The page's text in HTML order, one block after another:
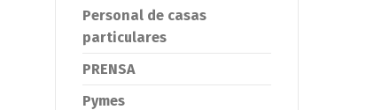
Personal de casas
particulares
PRENSA
Pymes